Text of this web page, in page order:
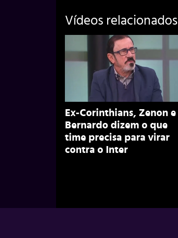
Vídeos relacionados
Ex-Corinthians, Zenon e
Bernardo dizem o que
time precisa para virar
contra o Inter